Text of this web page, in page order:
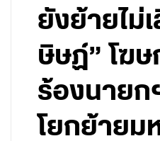
ยังย้ายไม่
ษิษฏ์” โฆษ
ร้องนายก
โยกย้ายม